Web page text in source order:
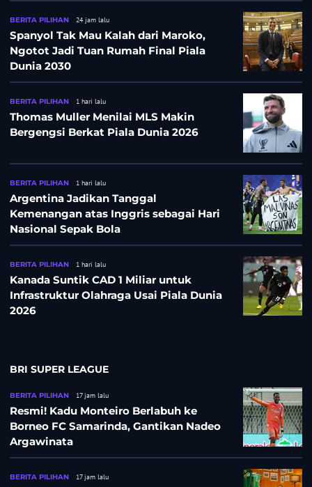
BERITA PILIHAN 24 jam lalu
Spanyol Tak Mau Kalah dari Maroko,
Ngotot Jadi Tuan Rumah Final Piala
Dunia 2030
BERITA PILIHAN 1 hari lalu
Thomas Muller Menilai MLS Makin
Bergengsi Berkat Piala Dunia 2026
BERITA PILIHAN 1 hari lalu
Argentina Jadikan Tanggal
Kemenangan atas Inggris sebagai Hari
Nasional Sepak Bola
BERITA PILIHAN 1 hari lalu
Kanada Suntik CAD 1 Miliar untuk
Infrastruktur Olahraga Usai Piala Dunia
2026
BRI SUPER LEAGUE
BERITA PILIHAN 17 jam lalu
Resmi! Kadu Monteiro Berlabuh ke
Borneo FC Samarinda, Gantikan Nadeo
Argawinata
BERITA PILIHAN 17 jam lalu